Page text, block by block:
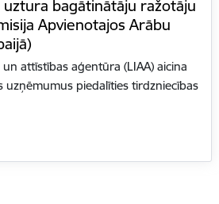
uztura bagātinātāju ražotāju
Apvienotajos Arābu
attīstības aģentūra (LIAA) aicina
uzņēmumus piedalīties tirdzniecības